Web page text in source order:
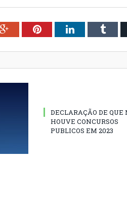
Google+PinterestLinkedIn
DECLARAÇÃO DE QUE
HOUVE CONCURSOS
PUBLICOS EM 2023